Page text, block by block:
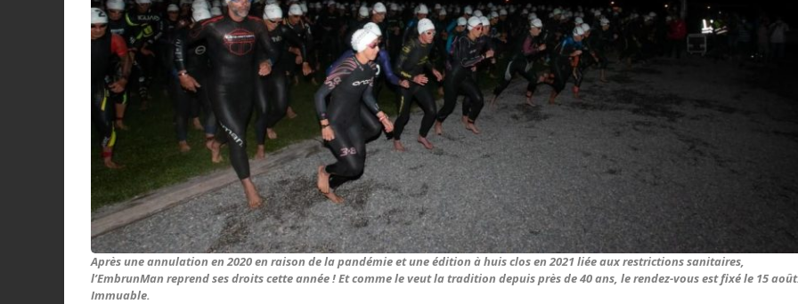
Après une annulation en 2020 en raison de la pandémie et une édition à huis clos en 2021 liée aux restrictions sanitaires,
l’EmbrunMan reprend ses droits cette année ! Et comme le veut la tradition depuis près de 40 ans, le rendez-vous est fixé le 15
Immuable.